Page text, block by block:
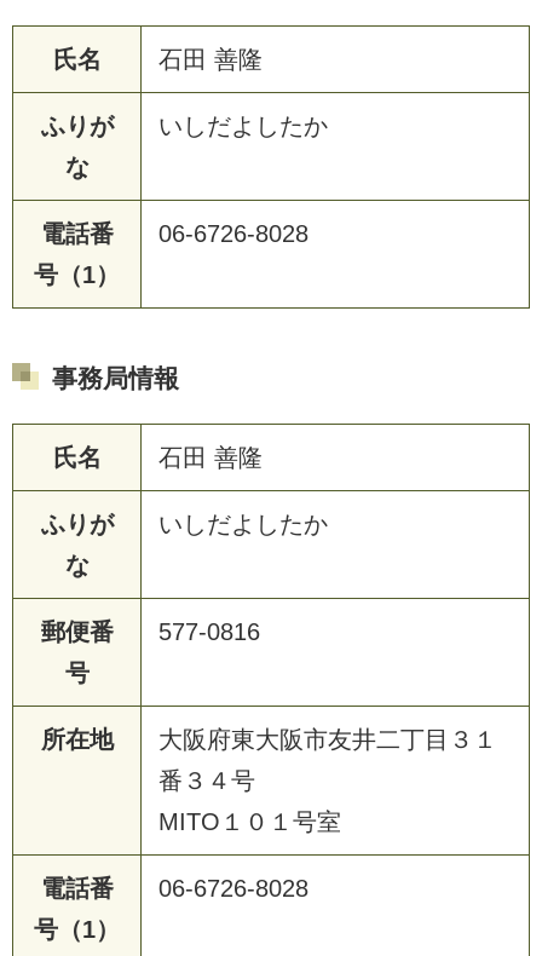
氏名 石田 善隆
ふりが
な
いしだよしたか
電話番
号（1）
06-6726-8028
事務局情報
氏名 石田 善隆
ふりが
な
いしだよしたか
郵便番
号
577-0816
所在地
大阪府東大阪市友井二丁目３１
番３４号
MITO１０１号室
電話番
号（1）
06-6726-8028